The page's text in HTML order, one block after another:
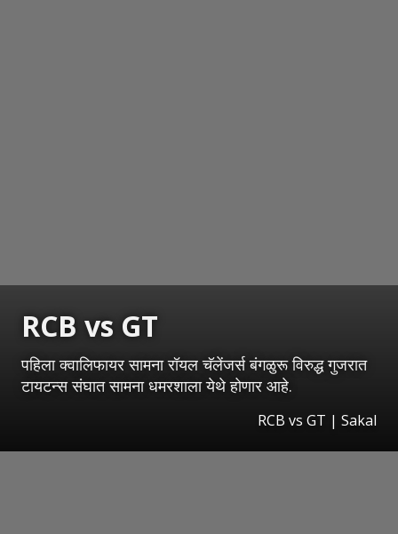
RCB vs GT
पहिला क्वालिफायर सामना रॉयल चॅलेंजर्स बंगळुरू विरुद्ध गुजरात
टायटन्स संघात सामना धमरशाला येथे होणार आहे.
RCB vs GT | Sakal